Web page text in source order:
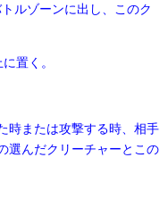
ルゾーンに出し、このク
置く。
時または攻撃する時、相手
選んだクリーチャーとこの